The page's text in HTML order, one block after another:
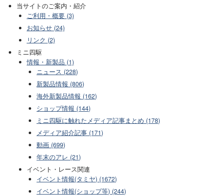
当サイトのご案内・紹介
ご利用・概要 (3)
お知らせ (24)
リンク (2)
ミニ四駆
情報・新製品 (1)
ニュース (228)
新製品情報 (806)
海外新製品情報 (162)
ショップ情報 (144)
ミニ四駆に触れたメディア記事まとめ (178)
メディア紹介記事 (171)
動画 (699)
年末のアレ (21)
イベント・レース関連
イベント情報(タミヤ) (1672)
イベント情報(ショップ等) (244)